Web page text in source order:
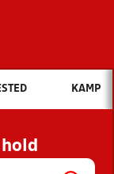
du søge efter?
NYHEDER
OG
KAMP